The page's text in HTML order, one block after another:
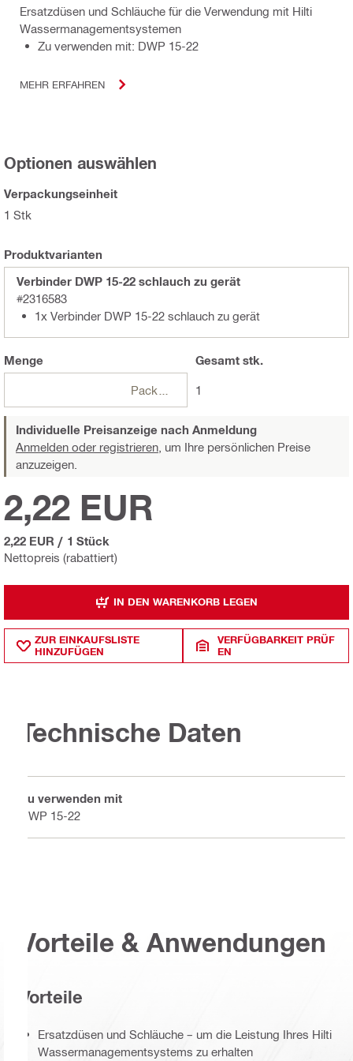
Ersatzdüsen und Schläuche für die Verwendung mit Hilti
Wassermanagementsystemen
Zu verwenden mit: DWP 15-22
MEHR ERFAHREN
Optionen auswählen
Verpackungseinheit
1 Stk
Produktvarianten
Verbinder DWP 15-22 schlauch zu gerät
#2316583
1x Verbinder DWP 15-22 schlauch zu gerät
Menge
Packungen
Gesamtstk.
1
Individuelle Preisanzeige nach Anmeldung
Anmelden oder registrieren, um Ihre persönlichen Preise
anzuzeigen.
Nettopreis (rabattiert)
2,22 EUR
2,22 EUR / 1 Stück
IN DEN WARENKORB LEGEN
ZUR EINKAUFSLISTE
HINZUFÜGEN
VERFÜGBARKEIT PRÜF
EN
Technische Daten
Zu verwenden mit
DWP 15-22
Vorteile & Anwendungen
Vorteile
Ersatzdüsen und Schläuche – um die Leistung Ihres Hilti
Wassermanagementsystems zu erhalten